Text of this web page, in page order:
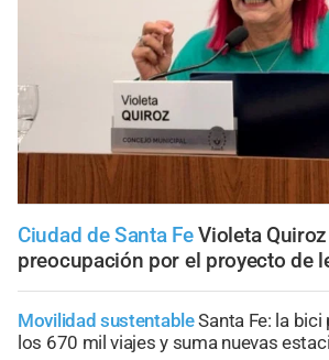
Ciudad de Santa Fe Violeta
preocupación por el proyecto de
Movilidad sustentableSanta Fe: la
los 670 mil viajes y suma nuevas